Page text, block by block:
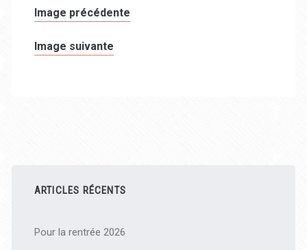
Image précédente
Image suivante
latérale
principale
ARTICLES RÉCENTS
Pour la rentrée 2026